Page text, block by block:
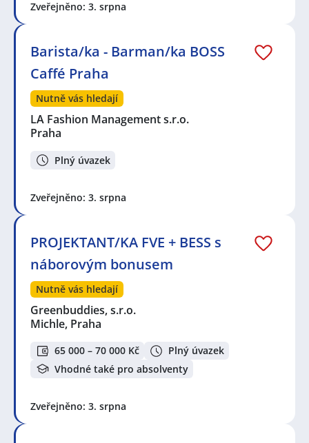
Zveřejněno: 3. srpna
Barista/ka - Barman/ka BOSS
Caffé Praha
Nutně vás hledají
LA Fashion Management s.r.o.
Praha
Plný úvazek
Zveřejněno: 3. srpna
PROJEKTANT/KA FVE + BESS s
náborovým bonusem
Nutně vás hledají
Greenbuddies, s.r.o.
Michle, Praha
65 000 – 70 000 Kč
Plný úvazek
Vhodné také pro absolventy
Zveřejněno: 3. srpna